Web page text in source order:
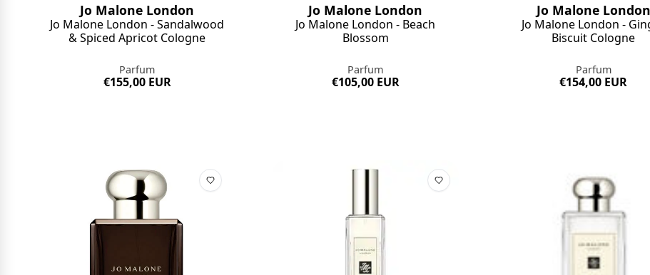
Jo Malone London
Jo Malone London - Sandalwood
& Spiced Apricot Cologne
Parfum
€155,00 EUR
Jo Malone London
Jo Malone London - Beach
Blossom
Parfum
€105,00 EUR
Jo Malone London
Jo Malone London -
Biscuit Cologne
Parfum
€154,00 EUR